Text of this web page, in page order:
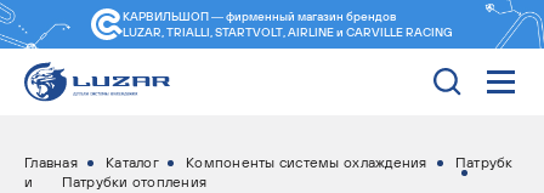
КАРВИЛЬШОП — фирменный магазин брендов
LUZAR, TRIALLI, STARTVOLT, AIRLINE и CARVILLE RACING
Главная Каталог Компоненты системы охлаждения
Патрубк
и
Патрубки отопления